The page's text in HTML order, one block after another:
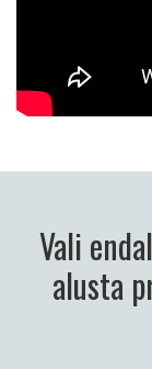
Vali
alusta